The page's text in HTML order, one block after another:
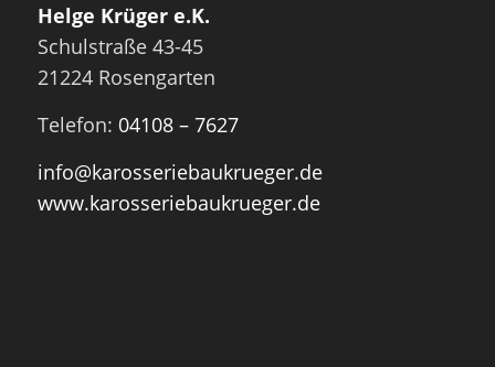
Helge Krüger e.K.
Schulstraße 43-45
21224 Rosengarten
Telefon: 04108 – 7627
info@karosseriebaukrueger.de
www.karosseriebaukrueger.de